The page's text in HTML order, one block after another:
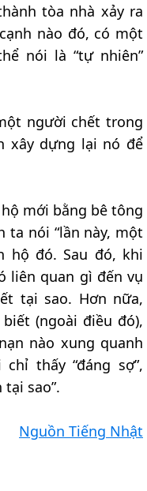
tòa nhà xảy ra
nào đó, có một
nói là “tự nhiên”
người chết trong
xây dựng lại nó để
mới bằng bê tông
ta nói “lần này, một
hộ đó. Sau đó, khi
liên quan gì đến vụ
tại sao. Hơn nữa,
(ngoài điều đó),
nào xung quanh
thấy “đáng sợ”,
sao”.
Nguồn Tiếng Nhật